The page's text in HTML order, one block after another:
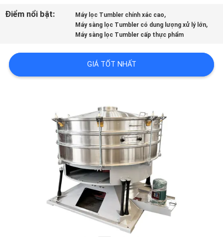
KIỂM
LƯỢNG
Điểm nổi bật: Máy lọc Tumbler chính xác cao,
Máy sàng lọc Tumbler có dung lượng xử lý lớn,
Máy sàng lọc Tumbler cấp thực phẩm
GIÁ TỐT NHẤT